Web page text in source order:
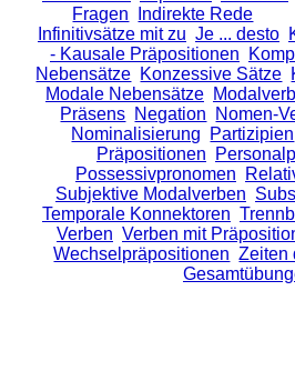
Fragen
Indirekte Rede
Infinitivsätze mit zu Je ... desto
- Kausale Präpositionen
Nebensätze Konzessive Sätze
Modale Nebensätze
Präsens Negation
Nomen-
Nominalisierung
Partizipien
Präpositionen
Possessivpronomen
Subjektive Modalverben
Temporale Konnektoren
Verben Verben mit
Wechselpräpositionen Zeiten